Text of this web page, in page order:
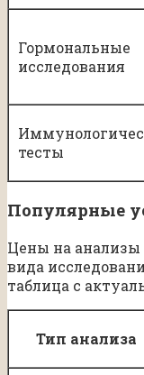
Гормональные
исследования
тесты
Популярные
Цены на анализы
вида
таблица с
Тип анализа